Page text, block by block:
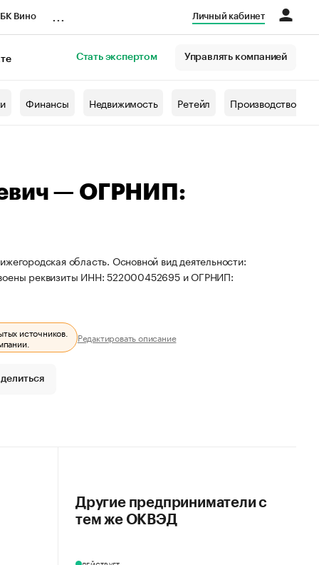
Вино Личный кабинет
Стать экспертом Управлять компанией
Финансы Недвижимость Ретейл Производство
— ОГРНИП:
область. Основной вид деятельности:
реквизиты ИНН: 522000452695 и ОГРНИП:
источников. Редактировать описание
Другие предприниматели с
тем же ОКВЭД